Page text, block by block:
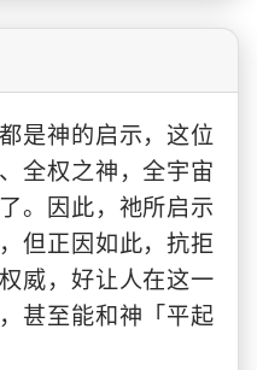
神的启示，这位
全权之神，全宇宙
。因此，祂所启示
但正因如此，抗拒
威，好让人在这一
甚至能和神「平起